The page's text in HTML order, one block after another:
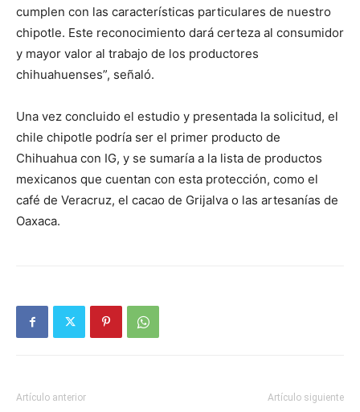
cumplen con las características particulares de nuestro
chipotle. Este reconocimiento dará certeza al consumidor
y mayor valor al trabajo de los productores
chihuahuenses”, señaló.
Una vez concluido el estudio y presentada la solicitud, el
chile chipotle podría ser el primer producto de
Chihuahua con IG, y se sumaría a la lista de productos
mexicanos que cuentan con esta protección, como el
café de Veracruz, el cacao de Grijalva o las artesanías de
Oaxaca.
Artículo anterior Artículo siguiente